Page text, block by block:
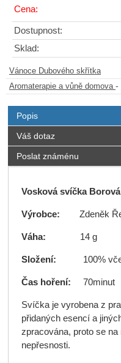
Cena:
Dostupnost:
Sklad:
Vánoce Dubového skřítka
Aromaterapie a vůně domova -
Popis
Váš dotaz
Poslat známénu
Vosková svíčka
Výrobce: Zdeněk
Váha: 14 g
Složení: 100%
Čas hoření: 70minut
Svíčka je vyrobena z
přidaných esencí a
zpracována, proto se
nepřesnosti.